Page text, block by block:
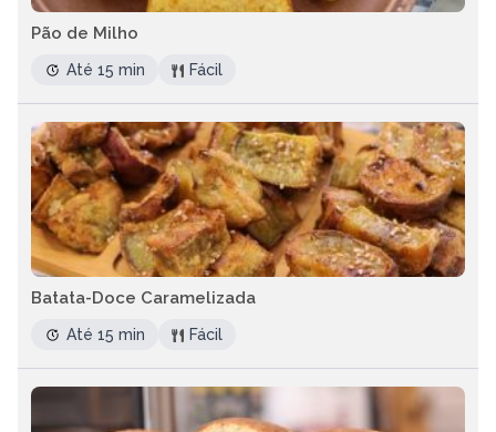
Pão de Milho
Até 15 min Fácil
Batata-Doce Caramelizada
Até 15 min Fácil